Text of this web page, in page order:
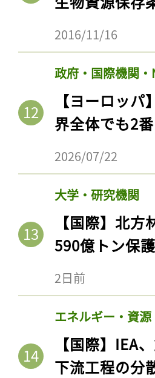
2016/11/16
政府・国際機関・
【ヨーロッ
界全体でも2
2026/07/22
大学・研究機関
【国際】北
590億トン保
2日前
エネルギー・資源
【国際】IEA
下流工程の分